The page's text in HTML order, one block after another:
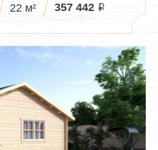
22 м² 357 442 i